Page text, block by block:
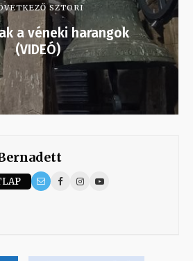
SZTORI
a véneki harangok
(VIDEÓ)